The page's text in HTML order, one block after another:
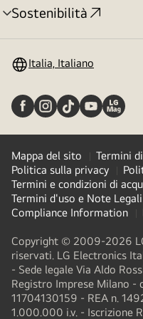
Sostenibilità
Attivazione
Italia, Italiano
Mappa del sito
Termini
Politica sulla privacy
Termini e condizioni di
Termini d'uso e Note Legali
Compliance Information
Copyright © 2009-2026
riservati. LG Electronics
- Sede legale Via Aldo
Registro Imprese Milano -
11704130159 - REA n.
1.000.000 i.v. - Iscrizione